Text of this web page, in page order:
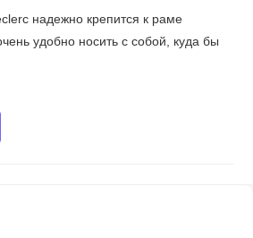
надежно крепится к раме
удобно носить с собой, куда бы